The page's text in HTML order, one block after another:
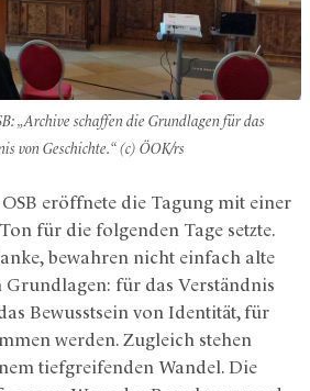
„Archive schaffen die Grundlagen für das
von Geschichte.“ (c) ÖOK/rs
eröffnete die Tagung mit einer
für die folgenden Tage setzte.
bewahren nicht einfach alte
Grundlagen: für das Verständnis
Bewusstsein von Identität, für
werden. Zugleich stehen
tiefgreifenden Wandel. Die